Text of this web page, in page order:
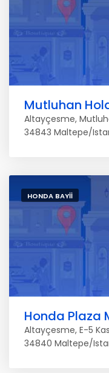
Mutluhan
Altayçesme,
34843 Maltepe/
HONDA BAYII
Honda Plaza
Altayçesme, E-5
34840 Maltepe/